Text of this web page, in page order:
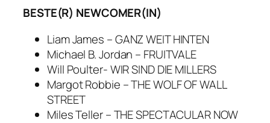
BESTE(R) NEWCOMER(IN)
Liam James – GANZ WEIT HINTEN
Michael B. Jordan – FRUITVALE
Will Poulter- WIR SIND DIE MILLERS
Margot Robbie – THE WOLF OF WALL
STREET
Miles Teller – THE SPECTACULAR NOW